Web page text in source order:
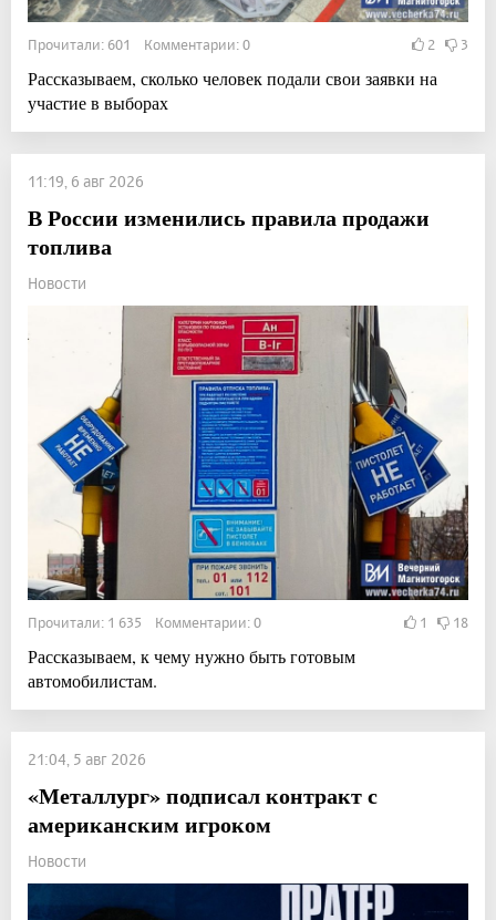
Прочитали: 601 Комментарии: 0 2 3
Рассказываем, сколько человек подали свои заявки на
участие в выборах
11:19, 6 авг 2026
В России изменились правила продажи
топлива
Новости
Прочитали: 1 635 Комментарии: 0 1 18
Рассказываем, к чему нужно быть готовым
автомобилистам.
21:04, 5 авг 2026
«Металлург» подписал контракт с
американским игроком
Новости